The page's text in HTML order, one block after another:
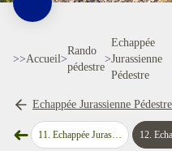
>>Accueil>
Rando
pédestre
>
Echappée
Jurassienne
Pédestre
Echappée Jurassienne Pédestre
➜Étape précédente
11. Echappée Jurassienne Pédestre - Étape 11 : Chatillon - Menetru en Joux 12.Echappée